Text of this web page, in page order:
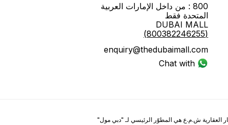
800 : ﻣﻦ ﺩاﺧﻞ اﻹﻣﺎﺭاﺕ اﻟﻌﺮﺑﻴﺔ
اﻟﻤﺘﺤﺪﺓ ﻓﻘﻂ
DUBAI MALL
(800382246255)
enquiry@thedubaimall.com
Chat with Us
العقارية ش.م.ع هي المطوّر الرئيسي لـ "ﺩﺑﻲ ﻣﻮﻝ"